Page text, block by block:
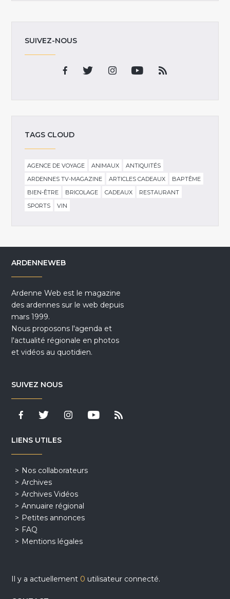
SUIVEZ-NOUS
TAGS CLOUD
AGENCE DE VOYAGE ANIMAUX
ANTIQUITÉS
ARDENNES TV-MAGAZINE
ARTICLES CADEAUX
BAPTÊME
BIEN-ÊTRE
BRICOLAGE CADEAUX
RESTAURANT
SPORTS
VIN
ARDENNEWEB
Ardenne Web est le magazine
des ardennes sur le web depuis
mars 1999.
Nous proposons l'agenda et
l'actualité régionale en photos
et vidéos au quotidien.
SUIVEZ NOUS
LIENS UTILES
Nos collaborateurs
Archives
Archives Vidéos
Annuaire régional
Petites annonces
FAQ
Mentions légales
Il y a actuellement 0 utilisateur connecté.